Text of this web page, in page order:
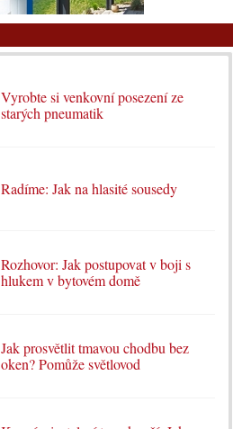
Vyrobte si venkovní posezení ze
starých pneumatik
Radíme: Jak na hlasité sousedy
Rozhovor: Jak postupovat v boji s
hlukem v bytovém domě
Jak prosvětlit tmavou chodbu bez
oken? Pomůže světlovod